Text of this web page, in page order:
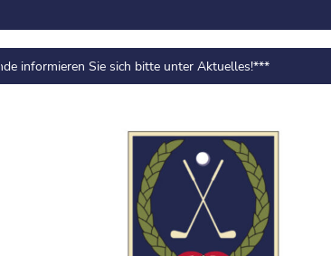
Sie sich bitte unter Aktuelles!***